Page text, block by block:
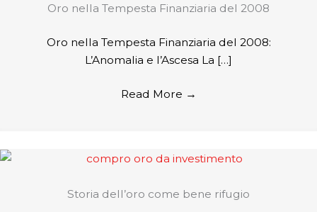
Oro nella Tempesta Finanziaria del 2008
Oro nella Tempesta Finanziaria del 2008:
L’Anomalia e l’Ascesa La […]
Read More →
Storia dell’oro come bene rifugio